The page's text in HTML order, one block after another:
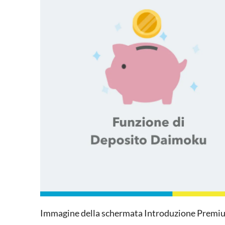
Immagine della schermata Introduzione